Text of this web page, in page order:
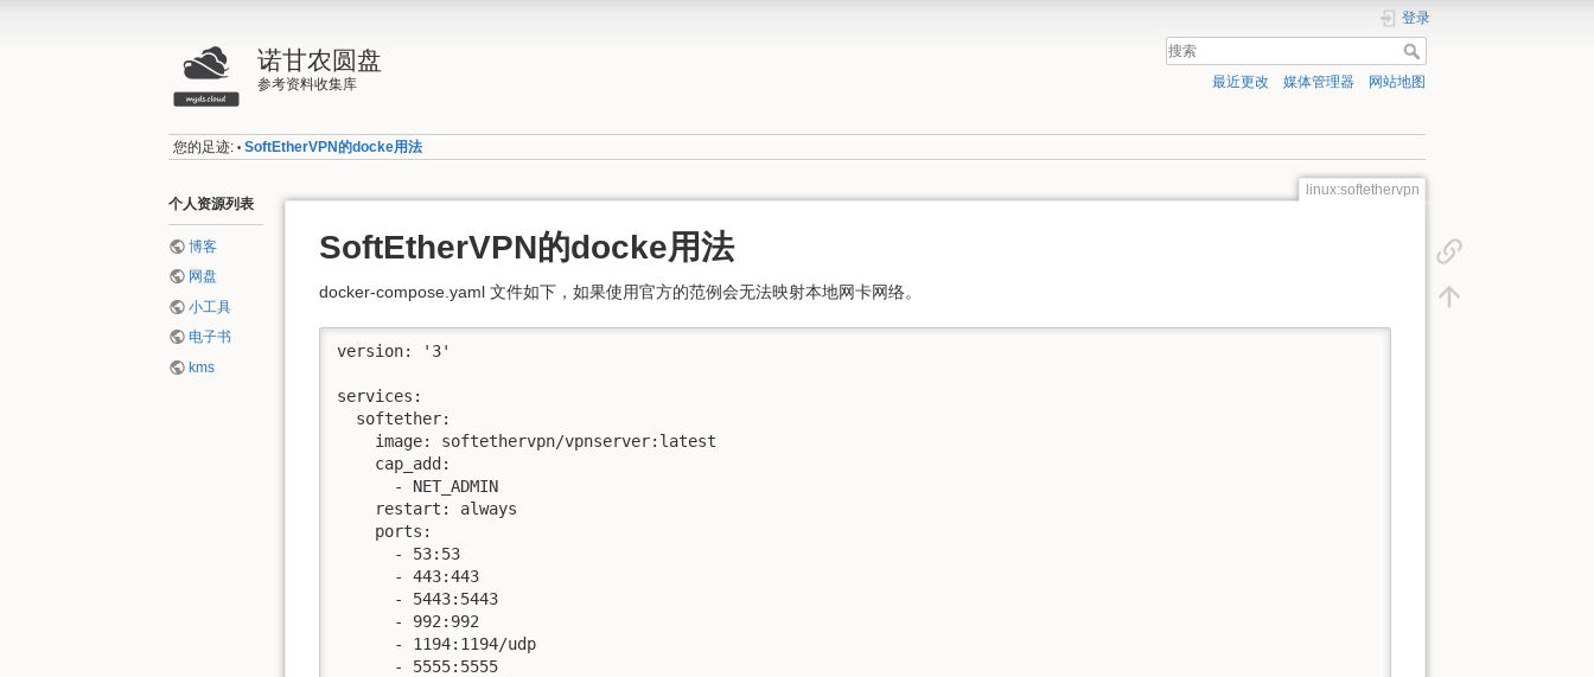
诺甘农圆盘
参考资料收集库
登录
最近更改 媒体管理器 网站地图
您的足迹: • SoftEtherVPN的docke用法
个人资源列表
博客
网盘
小工具
电子书
kms
linux:softethervpn
SoftEtherVPN的docke用法
docker-compose.yaml 文件如下，如果使用官方的范例会无法映射本地网卡网络。
version: '3'
services:
  softether:
    image: softethervpn/vpnserver:latest
    cap_add:
      - NET_ADMIN
    restart: always
    ports:
      - 53:53
      - 443:443
      - 5443:5443
      - 992:992
      - 1194:1194/udp
      - 5555:5555